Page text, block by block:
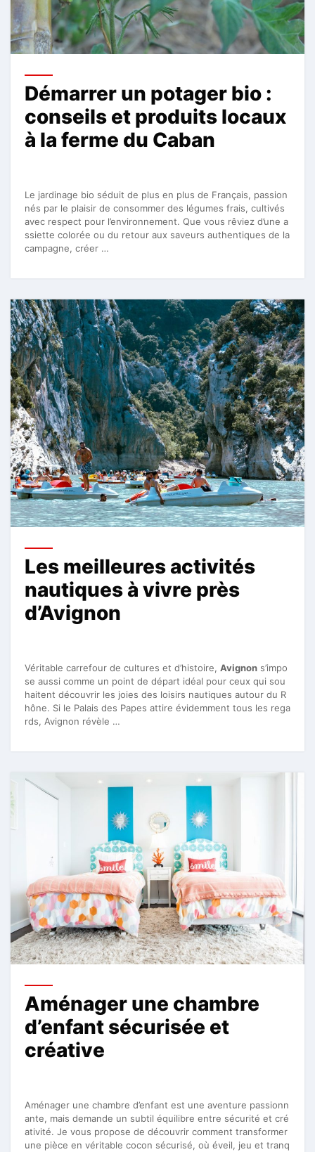
Démarrer un potager bio :
conseils et produits locaux
à la ferme du Caban
Le jardinage bio séduit de plus en plus de Français, passion
nés par le plaisir de consommer des légumes frais, cultivés
avec respect pour l’environnement. Que vous rêviez d’une a
ssiette colorée ou du retour aux saveurs authentiques de la
campagne, créer …
Les meilleures activités
nautiques à vivre près
d’Avignon
Véritable carrefour de cultures et d’histoire, Avignon s’impo
se aussi comme un point de départ idéal pour ceux qui sou
haitent découvrir les joies des loisirs nautiques autour du R
hône. Si le Palais des Papes attire évidemment tous les rega
rds, Avignon révèle …
Aménager une chambre
d’enfant sécurisée et
créative
Aménager une chambre d’enfant est une aventure passionn
ante, mais demande un subtil équilibre entre sécurité et cré
ativité. Je vous propose de découvrir comment transformer
une pièce en véritable cocon sécurisé, où éveil, jeu et tranq